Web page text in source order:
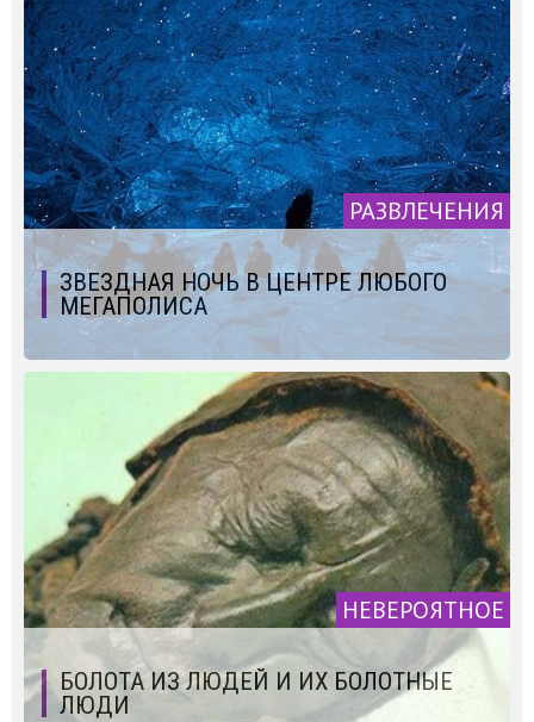
РАЗВЛЕЧЕНИЯ
ЗВЕЗДНАЯ НОЧЬ В ЦЕНТРЕ ЛЮБОГО
МЕГАПОЛИСА
НЕВЕРОЯТНОЕ
БОЛОТА ИЗ ЛЮДЕЙ И ИХ БОЛОТНЫЕ
ЛЮДИ